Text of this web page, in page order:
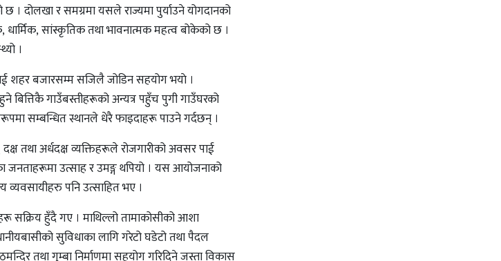
। दोलखा र समग्रमा यसले राज्यमा पुर्याउने योगदानको
धार्मिक, सांस्कृतिक तथा भावनात्मक महत्व बोकेको छ ।
।
शहर बजारसम्म सजिलै जोडिन सहयोग भयाे ।
बित्तिकै गाउँबस्तीहरूको अन्यत्र पहुँच पुगी गाउँघरको
सम्बन्धित स्थानले धेरै फाइदाहरू पाउने गर्दछन् ।
तथा अर्धदक्ष व्यक्तिहरूले रोजगारीको अवसर पाई
उत्साह र उमङ्ग थपियो । यस आयोजनाको
व्यवसायीहरु पनि उत्साहित भए ।
सक्रिय हुँदै गए । माथिल्लो तामाकोसीको आशा
सुविधाका लागि गरेटो घडेटो तथा पैदल
तथा गुम्बा निर्माणमा सहयोग गरिदिने जस्ता विकास